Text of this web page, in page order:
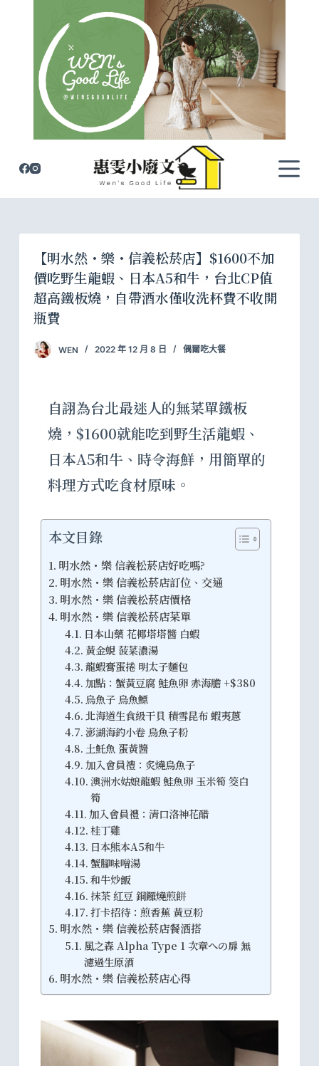
【明水然・樂・信義松菸店】$1600不加
價吃野生龍蝦、日本A5和牛，台北CP值
超高鐵板燒，自帶酒水僅收洗杯費不收開
瓶費
WEN 2022 年 12 月 8 日 偶爾吃大餐
自詡為台北最迷人的無菜單鐵板
燒，$1600就能吃到野生活龍蝦、
日本A5和牛、時令海鮮，用簡單的
料理方式吃食材原味。
本文目錄
明水然・樂 信義松菸店好吃嗎?
明水然・樂 信義松菸店訂位、交通
明水然・樂 信義松菸店價格
明水然・樂 信義松菸店菜單
日本山藥 花椰塔塔醬 白蝦
黃金蜆 菠菜濃湯
龍蝦膏蛋捲 明太子麵包
加點：蟹黃豆腐 鮭魚卵 赤海膽 +$380
烏魚子 烏魚鰾
北海道生食級干貝 積雪昆布 蝦夷蔥
澎湖海釣小卷 烏魚子粉
土魠魚 蛋黃醬
加入會員禮：炙燒烏魚子
澳洲水姑娘龍蝦 鮭魚卵 玉米筍 筊白
筍
加入會員禮：清口洛神花醋
桂丁雞
日本熊本A5和牛
蟹腳味噌湯
和牛炒飯
抹茶 紅豆 銅鑼燒煎餅
打卡招待：煎香蕉 黃豆粉
明水然・樂 信義松菸店餐酒搭
風之森 Alpha Type 1 次章への扉 無
濾過生原酒
明水然・樂 信義松菸店心得